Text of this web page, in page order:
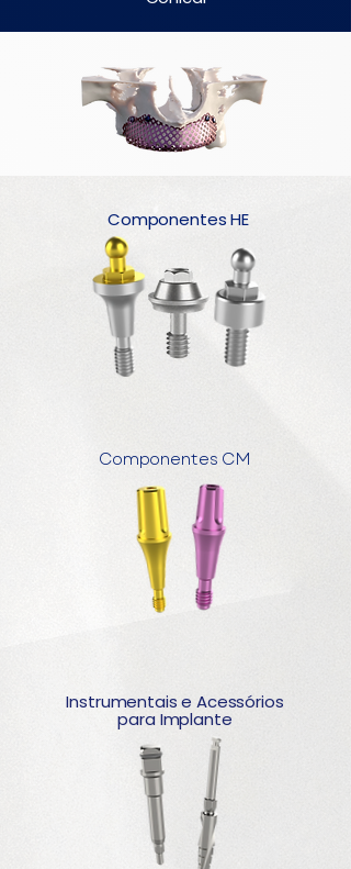
Componentes HE
Instrumentais e Acessórios
para Implante
Componentes CM